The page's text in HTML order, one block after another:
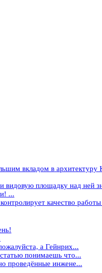
вкладом в архитектуру
видовую площадку над ней
...
качество
а Гейнрих...
понимаешь что...
проведённые инжене...